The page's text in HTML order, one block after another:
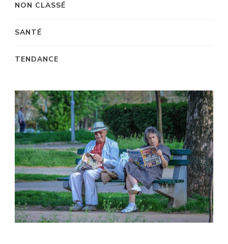
NON CLASSÉ
SANTÉ
TENDANCE